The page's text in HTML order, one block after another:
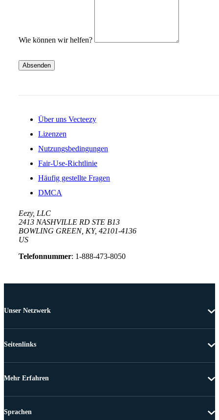
Wie können wir helfen?
Absenden
Über uns Vecteezy
Lizenzen
Nutzungsbedingungen
Fair-Use-Richtlinie
Häufig gestellte Fragen
DMCA
Eezy, LLC
2413 NASHVILLE RD STE B13
BOWLING GREEN, KY, 42101-4136
US
Telefonnummer: 1-888-473-8050
Unser Netzwerk
Seitenlinks
Mehr Erfahren
Sprachen